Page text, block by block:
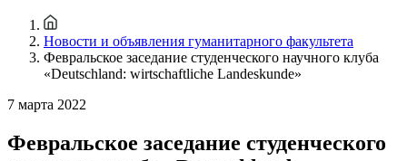
Новости и объявления гуманитарного факультета
Февральское заседание студенческого научного клуба
«Deutschland: wirtschaftliche Landeskunde»
7 марта 2022
Февральское заседание студенческого